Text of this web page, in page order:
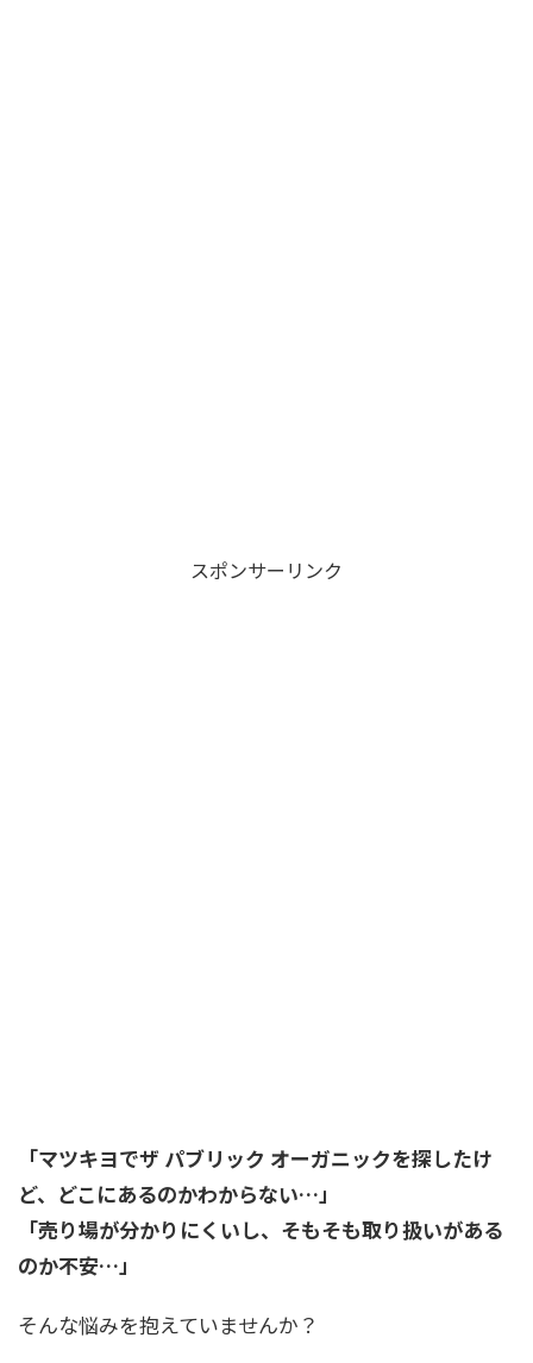
スポンサーリンク
「マツキヨでザ パブリック オーガニックを探したけ
ど、どこにあるのかわからない…」
「売り場が分かりにくいし、そもそも取り扱いがある
のか不安…」
そんな悩みを抱えていませんか？